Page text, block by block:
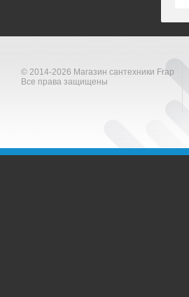
© 2014-2026 Магазин сантехники Frap
Все права защищены